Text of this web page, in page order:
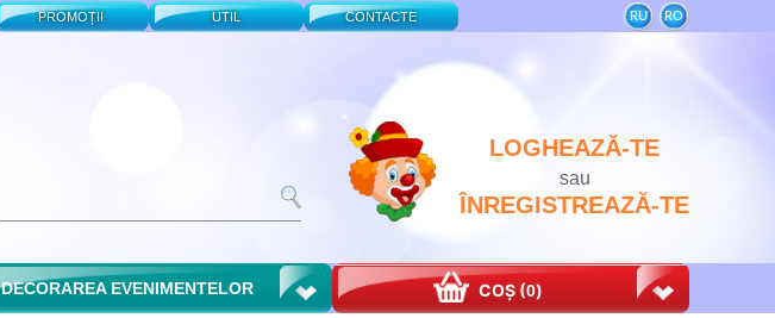
RU RO
PROMOȚII UTIL CONTACTE
LOGHEAZĂ-TE
sau
ÎNREGISTREAZĂ-TE
DECORAREA EVENIMENTELOR COȘ (0)